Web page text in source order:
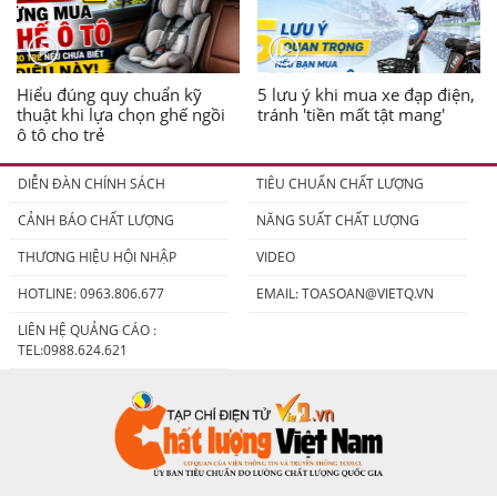
Hiểu đúng quy chuẩn kỹ
thuật khi lựa chọn ghế ngồi
ô tô cho trẻ
5 lưu ý khi mua xe đạp điện,
tránh 'tiền mất tật mang'
DIỄN ĐÀN CHÍNH SÁCH
TIÊU CHUẨN CHẤT LƯỢNG
CẢNH BÁO CHẤT LƯỢNG
NĂNG SUẤT CHẤT LƯỢNG
THƯƠNG HIỆU HỘI NHẬP
VIDEO
HOTLINE: 0963.806.677
EMAIL:TOASOAN@VIETQ.VN
LIÊN HỆ QUẢNG CÁO :
TEL:0988.624.621